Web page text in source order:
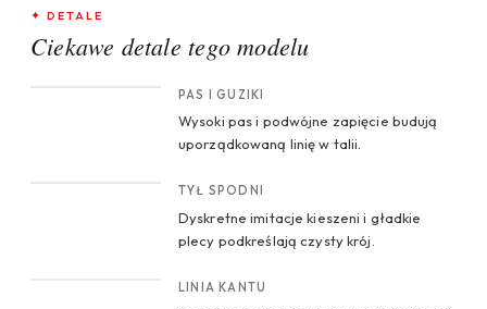
✦ DETALE
Ciekawe detale tego modelu
PAS I GUZIKI
Wysoki pas i podwójne zapięcie budują
uporządkowaną linię w talii.
TYŁ SPODNI
Dyskretne imitacje kieszeni i gładkie
plecy podkreślają czysty krój.
LINIA KANTU